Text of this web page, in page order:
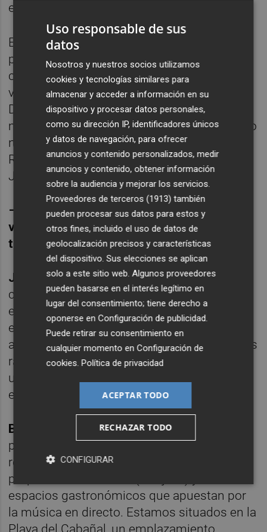
en Valencia.
En cuanto a la propuesta líquida, en Marino
podemos encontrar desde una coctelería
clásica (Dry Martini, Negroni, Gin fizz,...) a
varios cócteles de autor y sin alcohol.
Destilados de marcas premium (Whisky de
malta, ron, ginebras,…) 15 referencias de vino
nacional e internacional (Champagne,
Riesling, Ribera del Duero, Valencia, Alicante,
Jerez)
– ¿
Hay saturación de coctelerías en
valencia? ¿Creéis que hay cabida para este
tipo de local en la zona?
Joaquín:Creo que todavía no hay cultura de
coctelería en Valencia, pero sí que estamos
en proceso de ello. La gente empieza a
entender que el cóctel se puede tomar de
aperitivo, durante y después de la comida. Es
raro ver un bar o restaurante que no incluya
un coctel en su carta o como complemento
en un menú degustación.
Borja:
El Cabañal se ha ido convirtiendo
paulatinamente en un barrio cultural de
referencia en la ciudad. Ya cuenta con su
propio festival de Jazz (
espacios gastronómicos que apuestan por
la música en directo. Estamos situados en la
Playa del Cabañal, un emplazamiento
Uso responsable de sus
datos
Nosotros y nuestros socios utilizamos
cookies y tecnologías similares para
almacenar y acceder a información en su
dispositivo y procesar datos personales,
como su dirección IP, identificadores únicos
y datos de navegación, para ofrecer
anuncios y contenido personalizados, medir
anuncios y contenido, obtener información
sobre la audiencia y mejorar los servicios.
Proveedores de terceros (1913) también
pueden procesar sus datos para estos y
otros fines, incluido el uso de datos de
geolocalización precisos y características
del dispositivo. Sus elecciones se aplican
solo a este sitio web. Algunos proveedores
pueden basarse en el interés legítimo en
lugar del consentimiento; tiene derecho a
oponerse enConfiguración de publicidad
Puede retirar su consentimiento en
cualquier momento enConfiguración de
cookies .Política de privacidad
ACEPTAR TODO
RECHAZAR TODO
CONFIGURAR